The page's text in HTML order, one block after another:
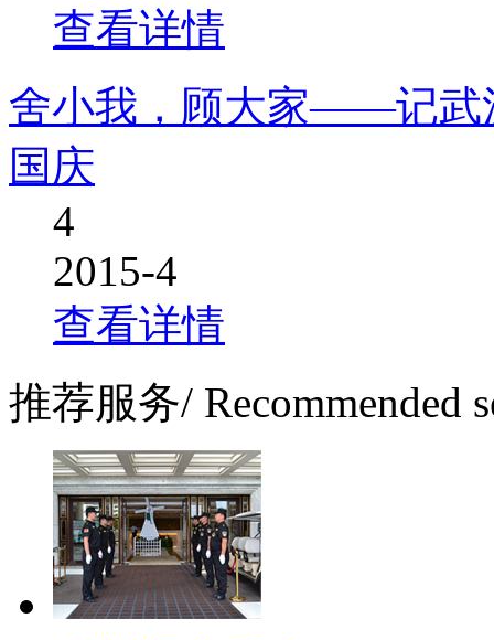
查看详情
舍小我，顾大家——记武
国庆
4
2015-4
查看详情
推荐服务/ Recommended